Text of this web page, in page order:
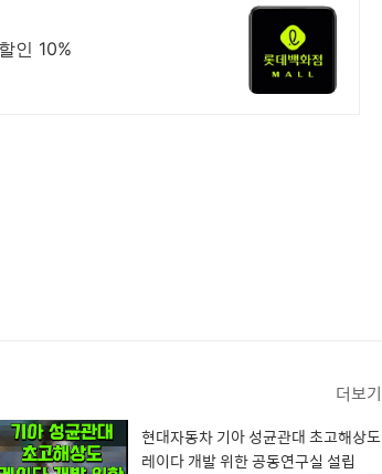
인 10%
더보기
현대자동차 기아 성균관대 초고해상도
레이다 개발 위한 공동연구실 설립